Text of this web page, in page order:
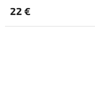
22 €